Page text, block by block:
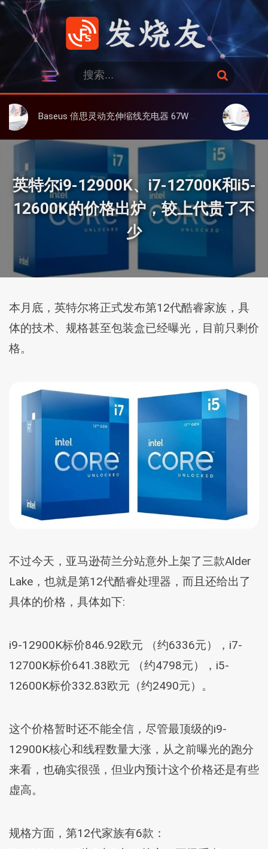
跳
发烧友
：
搜
索
倍思灵动充伸缩线充电器 67W 3C，超耐用可伸缩线、氮化镓、3C多设备同时充 大上 Paperlike
英特尔i9-12900K、i7-12700K和i5-
12600K的价格出炉，较上代贵了不
少
本月底，英特尔将正式发布第12代酷睿家族，具
体的技术、规格甚至包装盒已经曝光，目前只剩价
格。
不过今天，亚马逊荷兰分站意外上架了三款Alder
Lake，也就是第12代酷睿处理器，而且还给出了
具体的价格，具体如下:
i9-12900K标价846.92欧元 （约6336元），i7-
12700K标价641.38欧元 （约4798元），i5-
12600K标价332.83欧元（约2490元）。
这个价格暂时还不能全信，尽管最顶级的i9-
12900K核心和线程数量大涨，从之前曝光的跑分
来看，也确实很强，但业内预计这个价格还是有些
虚高。
规格方面，第12代家族有6款：